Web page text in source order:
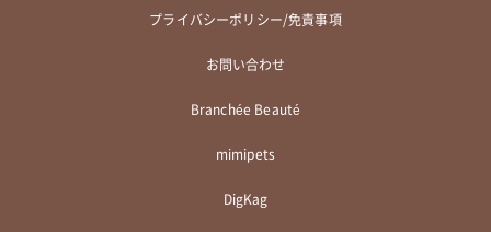
プライバシーポリシー/免責事項
お問い合わせ
Branchée Beauté
mimipets
DigKag